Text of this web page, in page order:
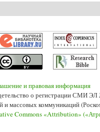
и правовая информация
о регистрации СМИ
массовых коммуникаций
Commons «Attribution»